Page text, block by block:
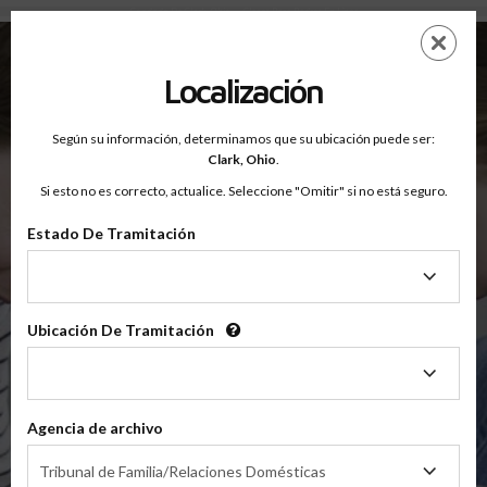
Condado De Clark, Ohio — Clases Para Padres En Línea
EN
OnlineParentingPrograms.com
Condado De Clark, Ohio
Tribunal de Apelaciones del Segundo Distrito
$49.99
(Clase Básica De Crianza Compartida)
Localización
Según su información, determinamos que su ubicación puede ser:
Clark, Ohio.
Si esto no es correcto, actualice. Seleccione "Omitir" si no está seguro.
Estado De Tramitación
Tramitación
Ubicación De Tramitación
Tramitación
Agencia de archivo
Tribunal de Familia/Relaciones Domésticas
de